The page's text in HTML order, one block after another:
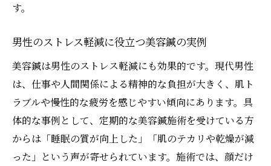
す。
男性のストレス軽減に役立つ美容鍼の実例
美容鍼は男性のストレス軽減にも効果的です。現代男性
は、仕事や人間関係による精神的な負担が大きく、肌ト
ラブルや慢性的な疲労を感じやすい傾向にあります。具
体的な事例として、定期的な美容鍼施術を受けている方
からは「睡眠の質が向上した」「肌のテカリや乾燥が減
った」という声が寄せられています。施術では、顔だけ